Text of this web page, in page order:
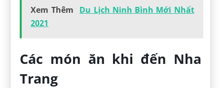
Xem Thêm
Du Lịch Ninh Bình Mới Nhất
2021
Các món ăn khi đến Nha
Trang